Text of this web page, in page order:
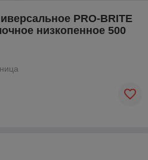
PRO-BRITE
низкопенное 500